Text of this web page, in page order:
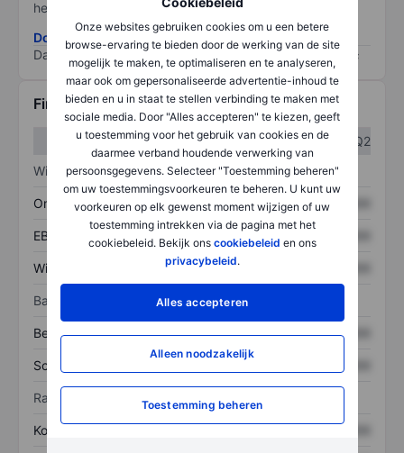
Onze websites gebruiken cookies om u een betere
browse-ervaring te bieden door de werking van de site
mogelijk te maken, te optimaliseren en te analyseren,
maar ook om gepersonaliseerde advertentie-inhoud te
bieden en u in staat te stellen verbinding te maken met
sociale media. Door "Alles accepteren" te kiezen, geeft
u toestemming voor het gebruik van cookies en de
daarmee verband houdende verwerking van
persoonsgegevens. Selecteer "Toestemming beheren"
om uw toestemmingsvoorkeuren te beheren. U kunt uw
voorkeuren op elk gewenst moment wijzigen of uw
toestemming intrekken via de pagina met het
cookiebeleid. Bekijk ons cookiebeleid en ons
privacybeleid.
Alles accepteren
Alleen noodzakelijk
Toestemming beheren
het grootste risico).
Download de ESG-risicomethodologie
Data provided by
Financiële gegevens
Q1
Q2
Winst/verlies
Omzet XXXXXXX XXXXXXX
EBITDA XXXXXXX
Winst XXXXXXX
Balans
Bezittingen XXXXXXX XXXXXXX
Schulden XXXXXXX
Ratio's
Koers/omzetratio